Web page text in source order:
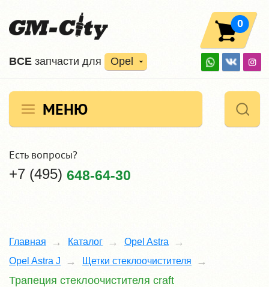
ВCE запчасти для Opel
0
МЕНЮ
Есть вопросы?
+7 (495) 648-64-30
Главная Каталог
Opel Astra
Opel Astra J
Щетки стеклоочистителя
Трапеция стеклоочистителя craft